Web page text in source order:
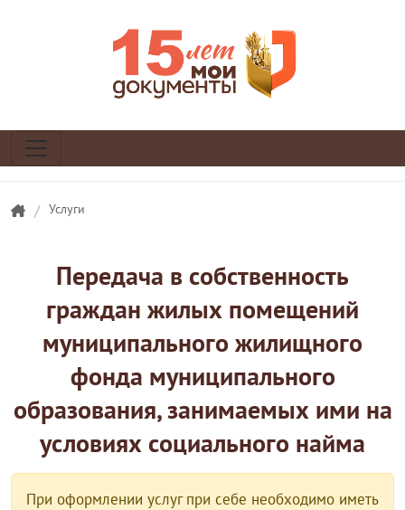
/ Услуги
Передача в собственность
граждан жилых помещений
муниципального жилищного
фонда муниципального
образования, занимаемых ими на
условиях социального найма
При оформлении услуг при себе необходимо иметь